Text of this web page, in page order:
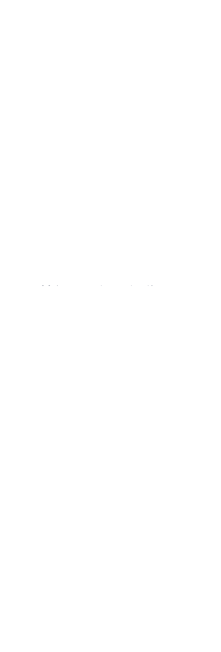
Celebrity Boca Juniors x Universidad Católica: horário, canais e escalações